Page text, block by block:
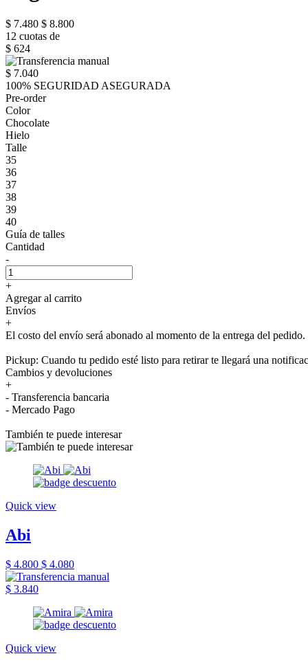
$ 7.480 $ 8.800
12 cuotas de
$ 624
$ 7.040
100% SEGURIDAD ASEGURADA
Pre-order
Color
Chocolate
Hielo
Talle
35
36
37
38
39
40
Guía de talles
Cantidad
-
+
Agregar al carrito
Envíos
+
El costo del envío será abonado al momento de la entrega del pedido.
Pickup: Cuando tu pedido esté listo para retirar te llegará una
Cambios y devoluciones
+
- Transferencia bancaria
- Mercado Pago
También te puede interesar
Quick view
Abi
$ 4.800 $ 4.080
$ 3.840
Quick view